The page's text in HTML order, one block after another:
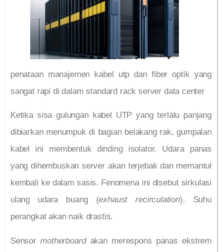
penataan manajemen kabel utp dan fiber optik yang
sangat rapi di dalam standard rack server data center
Ketika sisa gulungan kabel UTP yang terlalu panjang
dibiarkan menumpuk di bagian belakang rak, gumpalan
kabel ini membentuk dinding isolator. Udara panas
yang dihembuskan server akan terjebak dan memantul
kembali ke dalam sasis. Fenomena ini disebut sirkulasi
ulang udara buang (exhaust recirculation). Suhu
perangkat akan naik drastis.
Sensormotherboardakan merespons panas ekstrem